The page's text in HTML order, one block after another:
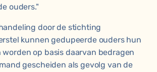
ouders."
door de stichting
kunnen gedupeerde ouders hun
worden op basis daarvan bedragen
gescheiden als gevolg van de